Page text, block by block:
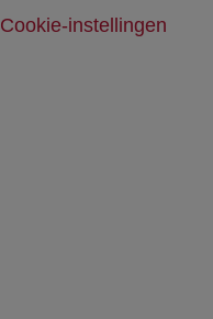
Cookie-instellingen